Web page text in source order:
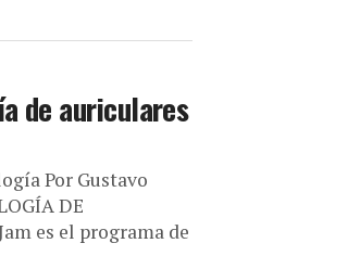
de auriculares
Por Gustavo
DE
es el programa de